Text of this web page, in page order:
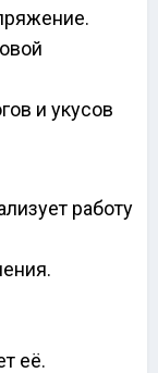
и укусов
работу
её.